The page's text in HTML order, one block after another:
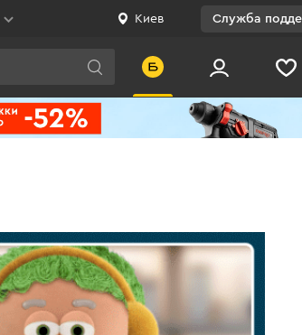
Киев Служба
Украине